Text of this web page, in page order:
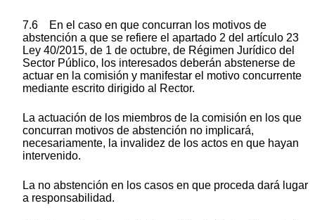
7.6 En el caso en que concurran los motivos de
abstención a que se refiere el apartado 2 del artículo 23
Ley 40/2015, de 1 de octubre, de Régimen Jurídico del
Sector Público, los interesados deberán abstenerse de
actuar en la comisión y manifestar el motivo concurrente
mediante escrito dirigido al Rector.
La actuación de los miembros de la comisión en los que
concurran motivos de abstención no implicará,
necesariamente, la invalidez de los actos en que hayan
intervenido.
La no abstención en los casos en que proceda dará lugar
a responsabilidad.